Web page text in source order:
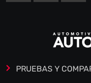
PRUEBAS Y